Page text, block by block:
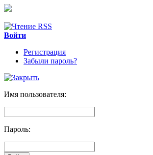
Войти
Регистрация
Забыли пароль?
Имя пользователя:
Пароль: